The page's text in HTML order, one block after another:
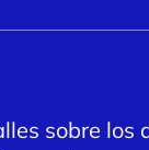
sobre